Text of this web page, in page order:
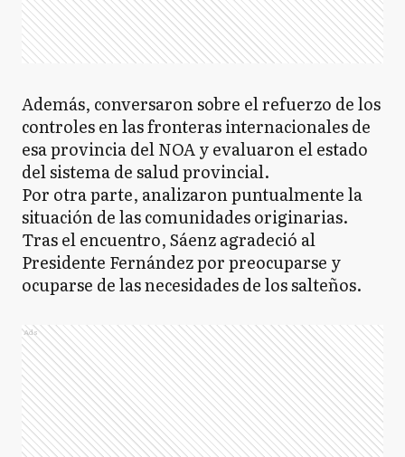
Además, conversaron sobre el refuerzo de los
controles en las fronteras internacionales de
esa provincia del NOA y evaluaron el estado
del sistema de salud provincial.
Por otra parte, analizaron puntualmente la
situación de las comunidades originarias.
Tras el encuentro, Sáenz agradeció al
Presidente Fernández por preocuparse y
ocuparse de las necesidades de los salteños.
Ads